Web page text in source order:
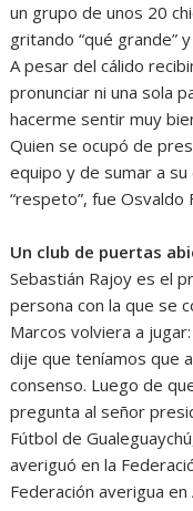
un grupo de unos 20
gritando “qué grande” y
A pesar del cálido
pronunciar ni una sola
hacerme sentir muy
Quien se ocupó de
equipo y de sumar a su
“respeto”, fue
Un club de puertas
Sebastián Rajoy es el
persona con la que se
Marcos volviera a
dije que teníamos que
consenso. Luego de
pregunta al señor
Fútbol de
averiguó en la
Federación averigua